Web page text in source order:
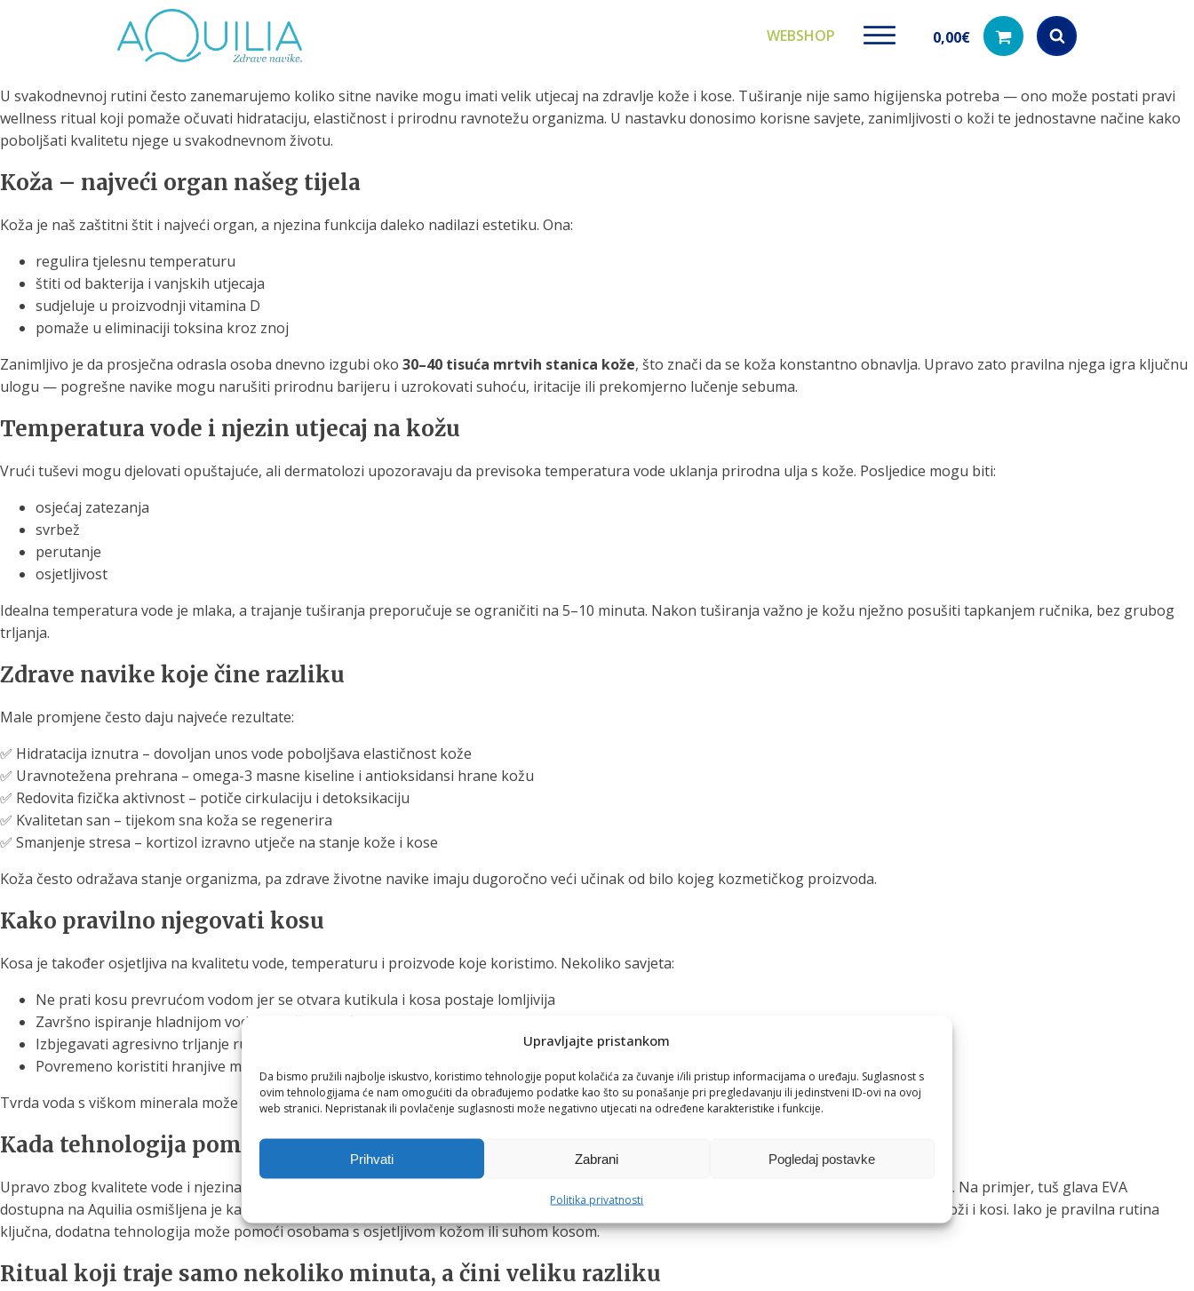
Upravljajte pristankom
Da bismo pružili najbolje iskustvo, koristimo tehnologije poput kolačića za čuvanje i/ili pristup informacijama o uređaju. Suglasnost s
ovim tehnologijama će nam omogućiti da obrađujemo podatke kao što su ponašanje pri pregledavanju ili jedinstveni ID-ovi na ovoj
web stranici. Nepristanak ili povlačenje suglasnosti može negativno utjecati na određene karakteristike i funkcije.
Prihvati Zabrani Pogledaj postavke
Politika privatnosti
WEBSHOP 0,00€
Products
search
U svakodnevnoj rutini često zanemarujemo koliko sitne navike mogu imati velik utjecaj na zdravlje kože i kose. Tuširanje nije samo higijenska potreba — ono može postati pravi
wellness ritual koji pomaže očuvati hidrataciju, elastičnost i prirodnu ravnotežu organizma. U nastavku donosimo korisne savjete, zanimljivosti o koži te jednostavne načine kako
poboljšati kvalitetu njege u svakodnevnom životu.
Koža – najveći organ našeg tijela
Koža je naš zaštitni štit i najveći organ, a njezina funkcija daleko nadilazi estetiku. Ona:
regulira tjelesnu temperaturu
štiti od bakterija i vanjskih utjecaja
sudjeluje u proizvodnji vitamina D
pomaže u eliminaciji toksina kroz znoj
Zanimljivo je da prosječna odrasla osoba dnevno izgubi oko 30–40 tisuća mrtvih stanica kože, što znači da se koža konstantno obnavlja. Upravo zato pravilna njega igra ključnu
ulogu — pogrešne navike mogu narušiti prirodnu barijeru i uzrokovati suhoću, iritacije ili prekomjerno lučenje sebuma.
Temperatura vode i njezin utjecaj na kožu
Vrući tuševi mogu djelovati opuštajuće, ali dermatolozi upozoravaju da previsoka temperatura vode uklanja prirodna ulja s kože. Posljedice mogu biti:
osjećaj zatezanja
svrbež
perutanje
osjetljivost
Idealna temperatura vode je mlaka, a trajanje tuširanja preporučuje se ograničiti na 5–10 minuta. Nakon tuširanja važno je kožu nježno posušiti tapkanjem ručnika, bez grubog
trljanja.
Zdrave navike koje čine razliku
Male promjene često daju najveće rezultate:
✅ Hidratacija iznutra – dovoljan unos vode poboljšava elastičnost kože
✅ Uravnotežena prehrana – omega-3 masne kiseline i antioksidansi hrane kožu
✅ Redovita fizička aktivnost – potiče cirkulaciju i detoksikaciju
✅ Kvalitetan san – tijekom sna koža se regenerira
✅ Smanjenje stresa – kortizol izravno utječe na stanje kože i kose
Koža često odražava stanje organizma, pa zdrave životne navike imaju dugoročno veći učinak od bilo kojeg kozmetičkog proizvoda.
Kako pravilno njegovati kosu
Kosa je također osjetljiva na kvalitetu vode, temperaturu i proizvode koje koristimo. Nekoliko savjeta:
Ne prati kosu prevrućom vodom jer se otvara kutikula i kosa postaje lomljivija
Završno ispiranje hladnijom vodom može povećati sjaj
Izbjegavati agresivno trljanje ručnikom
Povremeno koristiti hranjive maske ili prirodna ulja
Tvrda voda s viškom minerala može ostaviti naslage na vlasištu, što kod nekih ljudi uzrokuje suhoću ili osjećaj težine u kosi.
Kada tehnologija pomaže svakodnevnoj njezi
Upravo zbog kvalitete vode i njezina utjecaja na kožu i kosu sve više ljudi obraća pozornost na rješenja koja mogu poboljšati iskustvo tuširanja. Na primjer, tuš glava EVA
dostupna na Aquilia osmišljena je kako bi kombinirala ugodan pritisak vode s filtracijom nečistoća, što može doprinijeti nježnijem osjećaju na koži i kosi. Iako je pravilna rutina
ključna, dodatna tehnologija može pomoći osobama s osjetljivom kožom ili suhom kosom.
Ritual koji traje samo nekoliko minuta, a čini veliku razliku
filtriranje vode za
vode
za sigurnu i čistu vodu za piće
vode
Zamjenski dijelovi za naše